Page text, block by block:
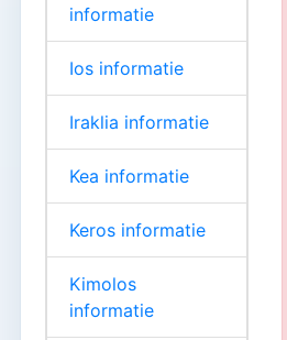
informatie
Ios informatie
Iraklia informatie
Kea informatie
Keros informatie
Kimolos
informatie